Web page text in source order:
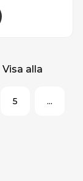
Visa alla
5 ...